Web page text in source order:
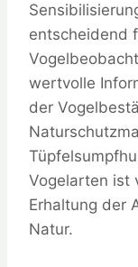
entscheidend
wertvolle
der
Vogelarten ist
Erhaltung der
Natur.